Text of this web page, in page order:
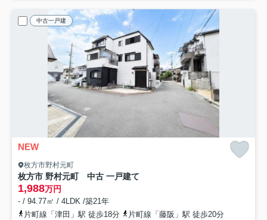
中古一戸建
NEW
枚方市野村元町
枚方市 野村元町 中古 一戸建て
1,988万円
- / 94.77㎡ / 4LDK /築21年
片町線「津田」駅 徒歩18分
片町線「藤阪」駅 徒歩20分